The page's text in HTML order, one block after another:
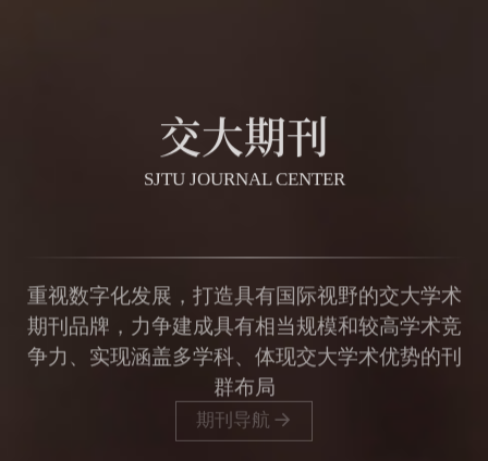
交大期刊
SJTU JOURNAL CENTER
争力、实现涵盖多学科、体现交大学术优势的刊
群布局
期刊导航